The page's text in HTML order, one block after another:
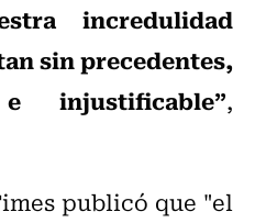
incredulidad
sin precedentes,
injustificable”,
publicó que "el